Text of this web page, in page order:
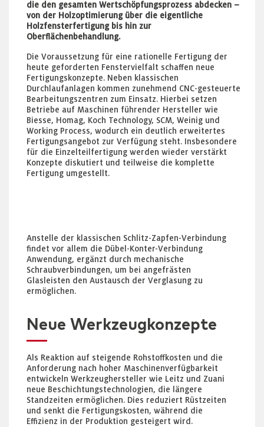
die den gesamten Wertschöpfungsprozess abdecken –
von der Holzoptimierung über die eigentliche
Holzfensterfertigung bis hin zur
Oberflächenbehandlung.
Die Voraussetzung für eine rationelle Fertigung der
heute geforderten Fenstervielfalt schaffen neue
Fertigungskonzepte. Neben klassischen
Durchlaufanlagen kommen zunehmend CNC-gesteuerte
Bearbeitungszentren zum Einsatz. Hierbei setzen
Betriebe auf Maschinen führender Hersteller wie
Biesse, Homag, Koch Technology, SCM, Weinig und
Working Process, wodurch ein deutlich erweitertes
Fertigungsangebot zur Verfügung steht. Insbesondere
für die Einzelteilfertigung werden wieder verstärkt
Konzepte diskutiert und teilweise die komplette
Fertigung umgestellt.
Anstelle der klassischen Schlitz-Zapfen-Verbindung
findet vor allem die Dübel-Konter-Verbindung
Anwendung, ergänzt durch mechanische
Schraubverbindungen, um bei angefrästen
Glasleisten den Austausch der Verglasung zu
ermöglichen.
Neue Werkzeugkonzepte
Als Reaktion auf steigende Rohstoffkosten und die
Anforderung nach hoher Maschinenverfügbarkeit
entwickeln Werkzeughersteller wie Leitz und Zuani
neue Beschichtungstechnologien, die längere
Standzeiten ermöglichen. Dies reduziert Rüstzeiten
und senkt die Fertigungskosten, während die
Effizienz in der Produktion gesteigert wird.